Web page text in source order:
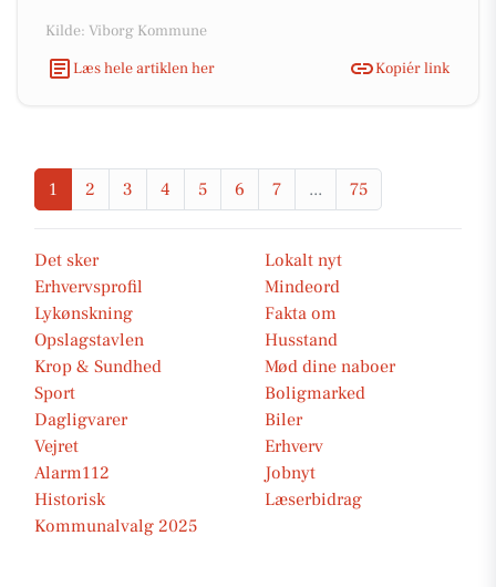
Kilde: Viborg Kommune
Læs hele artiklen her
Kopiér link
1 2 3 4 5 6 7 ... 75
Det sker
Lokalt nyt
Erhvervsprofil
Mindeord
Lykønskning
Fakta om
Opslagstavlen
Husstand
Krop & Sundhed
Mød dine naboer
Sport
Boligmarked
Dagligvarer
Biler
Vejret
Erhverv
Alarm112
Jobnyt
Historisk
Læserbidrag
Kommunalvalg 2025